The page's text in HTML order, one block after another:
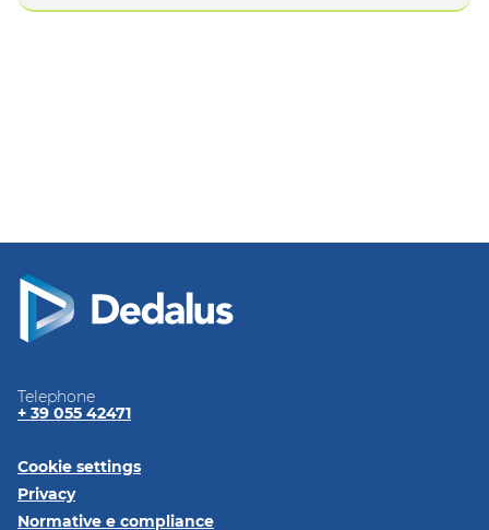
Telephone
+ 39 055 42471
Cookie settings
Privacy
Normative e compliance